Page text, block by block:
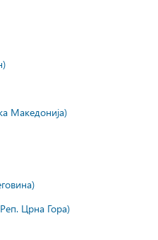
Македонија)
Црна Гора)